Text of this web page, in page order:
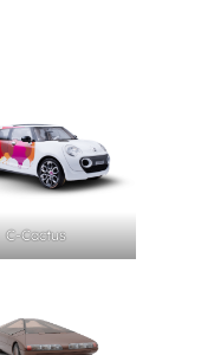
C-Cactus